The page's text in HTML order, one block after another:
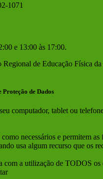
1071
e 13:00 às 17:00.
Regional de Educação Física
Proteção de Dados
computador, tablet ou
necessários e permitem
usa algum recurso que os
com a utilização de TODOS os